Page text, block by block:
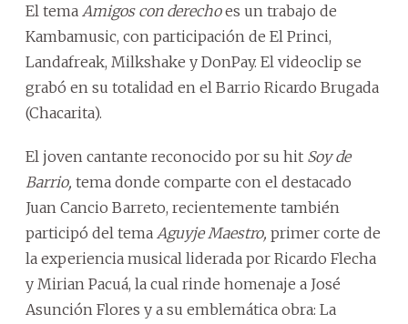
El tema Amigos con derechoes un trabajo de
Kambamusic, con participación de El Princi,
Landafreak, Milkshake y DonPay. El videoclip se
grabó en su totalidad en el Barrio Ricardo Brugada
(Chacarita).
El joven cantante reconocido por su hit Soy de
Barrio, tema donde comparte con el destacado
Juan Cancio Barreto, recientemente también
participó del tema Aguyje Maestro, primer corte de
la experiencia musical liderada por Ricardo Flecha
y Mirian Pacuá, la cual rinde homenaje a José
Asunción Flores y a su emblemática obra: La